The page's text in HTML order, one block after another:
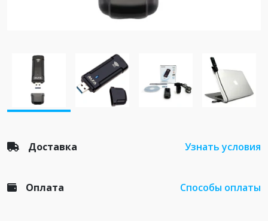
Доставка Узнать условия
Оплата Способы оплаты